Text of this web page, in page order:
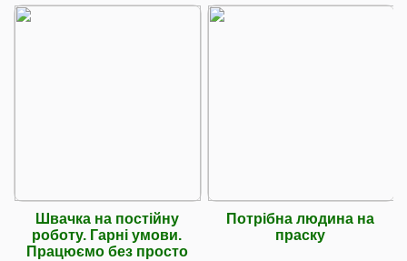
Швачка на постійну
роботу. Гарні умови.
Працюємо без просто
Потрібна людина на
праску